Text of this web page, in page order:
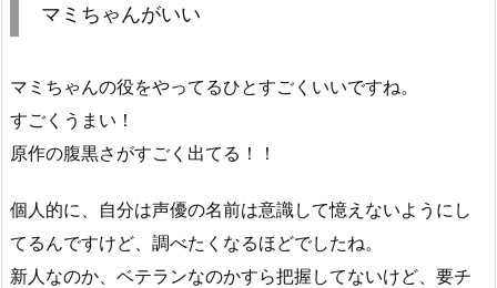
マミちゃんがいい
マミちゃんの役をやってるひとすごくいいですね。
すごくうまい！
原作の腹黒さがすごく出てる！！
個人的に、自分は声優の名前は意識して憶えないようにし
てるんですけど、調べたくなるほどでしたね。
新人なのか、ベテランなのかすら把握してないけど、要チ